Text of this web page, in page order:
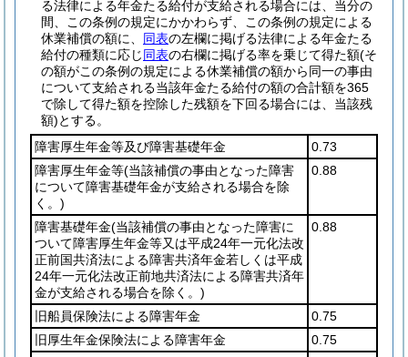
る法律による年金たる給付が支給される場合には、当分の
間、この条例の規定にかかわらず、この条例の規定による
休業補償の額に、 同表の左欄に掲げる法律による年金たる
給付の種類に応じ同表の右欄に掲げる率を乗じて得た額(そ
の額がこの条例の規定による休業補償の額から同一の事由
について支給される当該年金たる給付の額の合計額を365
で除して得た額を控除した残額を下回る場合には、当該残
額)とする。
障害厚生年金等及び障害基礎年金
0.73
障害厚生年金等(当該補償の事由となった障害
について障害基礎年金が支給される場合を除
く。)
0.88
障害基礎年金(当該補償の事由となった障害に
ついて障害厚生年金等又は平成24年一元化法改
正前国共済法による障害共済年金若しくは平成
24年一元化法改正前地共済法による障害共済年
金が支給される場合を除く。)
0.88
旧船員保険法による障害年金
0.75
旧厚生年金保険法による障害年金
0.75